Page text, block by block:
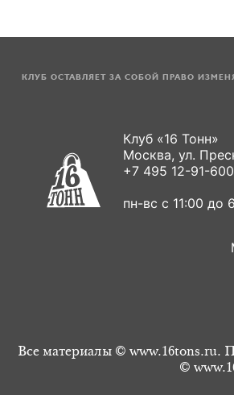
КЛУБ ОСТАВЛЯЕТ ЗА СОБОЙ ПРАВО
Клуб «16 Тонн»
Москва, ул.
+7 495 12-91-
пн-вс с 11:00 до
Все материалы © www.16tons.ru.
©